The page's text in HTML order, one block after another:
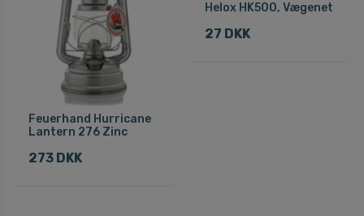
Feuerhand Hurricane
Lantern 276 Zinc
273 DKK
Helox HK500, Vægenet
27 DKK